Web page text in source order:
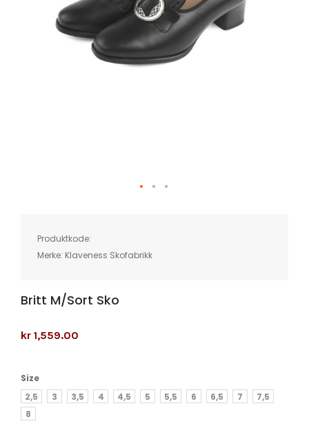
images
gallery
Produktkode:
Merke: Klaveness Skofabrikk
Britt M/sort Sko
kr 1,559.00
Size
2,5
3 3,5 4 4,5 5 5,5 6 6,5 7
7,5
8